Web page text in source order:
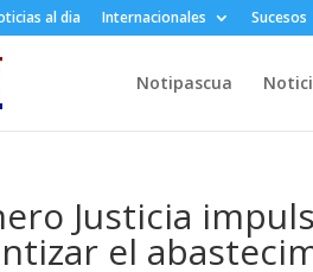
al dia Internacionales Sucesos
Notipascua
Justicia
el